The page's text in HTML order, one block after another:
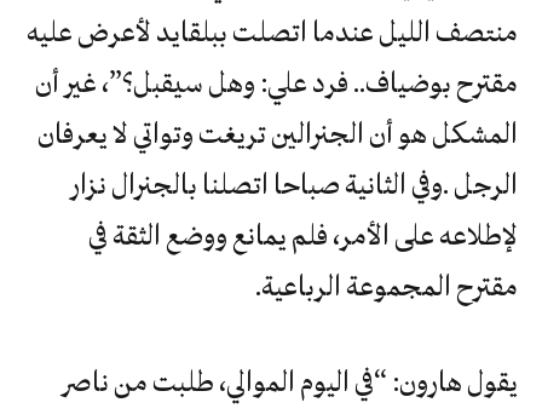
منتصف الليل عندما اتصلت ببلقايد لأعرض عليه
مقترح بوضياف.. فرد علي: وهل سيقبل؟”، غير أن
المشكل هو أن الجنرالين تريغت وتواتي لا يعرفان
‬مقترح‭ ‬المجموعة‭ ‬الرباعية‭.‬
يقول هارون: “في اليوم الموالي، طلبت من ناصر